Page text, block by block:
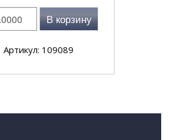
В корзину
Артикул: 109089